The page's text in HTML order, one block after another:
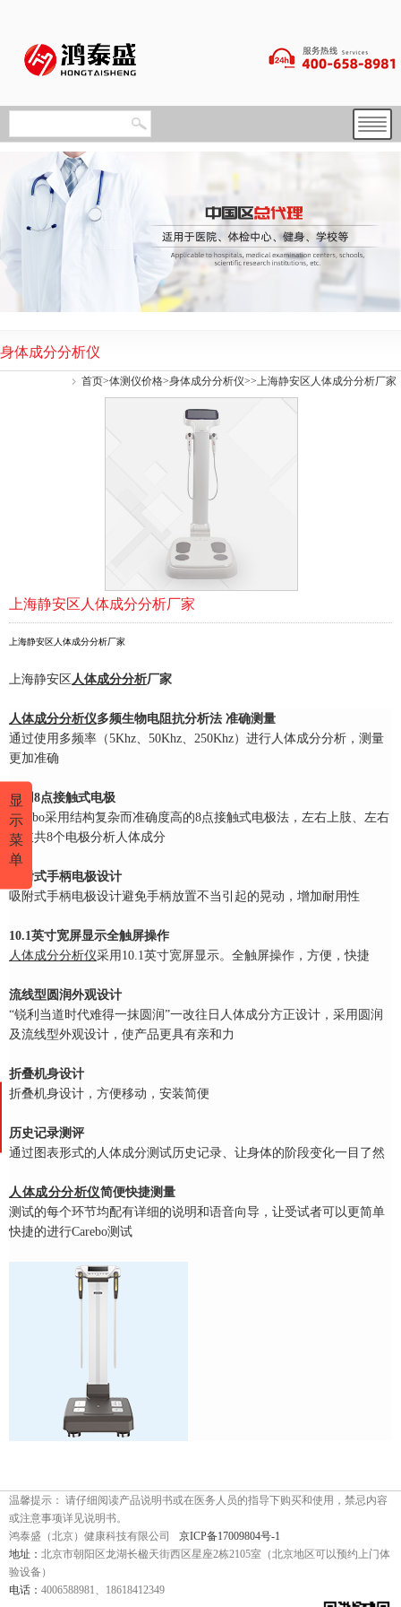
身体成分分析仪
首页>体测仪价格>身体成分分析仪>>上海静安区人体成分分析厂家
上海静安区人体成分分析厂家
上海静安区人体成分分析厂家
上海静安区 人体成分分析厂家
人体成分分析仪多频生物电阻抗分析法 准确测量
通过使用多频率（5Khz、50Khz、250Khz）进行人体成分分析，测量
更加准确
采用8点接触式电极
Carebo采用结构复杂而准确度高的8点接触式电极法，左右上肢、左右
下肢共8个电极分析人体成分
吸附式手柄电极设计
吸附式手柄电极设计避免手柄放置不当引起的晃动，增加耐用性
10.1英寸宽屏显示全触屏操作
人体成分分析仪采用10.1英寸宽屏显示。全触屏操作，方便，快捷
流线型圆润外观设计
“锐利当道时代难得一抹圆润”一改往日人体成分方正设计，采用圆润
及流线型外观设计， 使产品更具有亲和力
折叠机身设计
折叠机身设计，方便移动，安装简便
历史记录测评
通过图表形式的人体成分测试历史记录、让身体的阶段变化一目了然
人体成分分析仪简便快捷测量
测试的每个环节均配有详细的说明和语音向导，让受试者可以更简单
快捷的进行Carebo测试
显
示
菜
单
温馨提示： 请仔细阅读产品说明书或在医务人员的指导下购买和使用，禁忌内容
或注意事项详见说明书。
鸿泰盛（北京）健康科技有限公司
京ICP备17009804号-1
地址： 北京市朝阳区龙湖长楹天街西区星座2栋2105室（北京地区可以预约上门体
验设备）
电话： 4006588981、18618412349